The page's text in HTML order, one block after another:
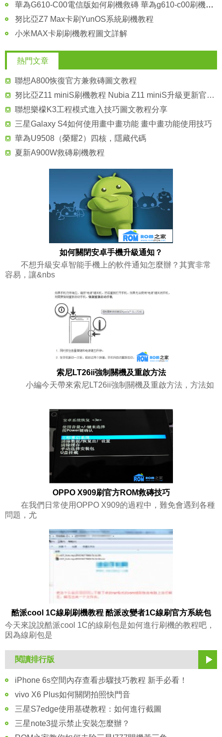
華為G610-C00電信版如何刷機救磚 華為g610-c00刷機救磚教程
努比亞Z7 Max卡刷YunOS系統刷機教程
小米MAX卡刷刷機教程圖文詳解
熱門文章
聯想A800恢復官方兼救磚圖文教程
努比亞Z11 miniS刷機教程 Nubia Z11 miniS升級更新官方系統
聯想樂檬K3工程模式進入技巧圖文教程分享
三星Galaxy S4如何使用畫中畫功能 畫中畫功能使用技巧
華為U9508（榮耀2）四核，隱藏代碼
夏新A900W救磚刷機教程
如何關閉安卓手機升級通知？
不想升級安卓智能手機上的軟件通知怎麼辦？其實非常
容易，讓&nbs
索尼LT26ii強制關機及重啟方法
小編今天帶來索尼LT26ii強制關機及重啟方法，方法如
OPPO X909刷官方ROM救磚技巧
在我們日常使用OPPO X909的過程中，難免會遇到各種
問題，尤
酷派cool 1C線刷刷機教程 酷派改變者1C線刷官方系統包
今天來說說酷派cool 1C的線刷包是如何進行刷機的教程吧，
因為線刷包是
閱讀排行版
iPhone 6s空間內存查看步驟技巧教程 新手必看！
vivo X6 Plus如何關閉拍照快門音
三星S7edge使用基礎教程：如何進行截圖
三星note3提示禁止安裝怎麼辦？